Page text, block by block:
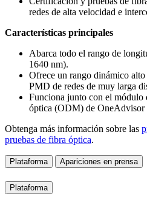
redes de alta velocidad e
Características principales
Abarca todo el rango de
1640 nm).
Ofrece un rango dinámico
PMD de redes de muy larga
Funciona junto con el módulo
óptica (ODM) de OneAdvisor
Obtenga más información sobre las
pruebas de fibra óptica.
Plataforma Apariciones en prensa
Plataforma